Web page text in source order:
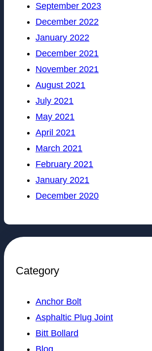
September 2023
December 2022
January 2022
December 2021
November 2021
August 2021
July 2021
May 2021
April 2021
March 2021
February 2021
January 2021
December 2020
Category
Anchor Bolt
Asphaltic Plug Joint
Bitt Bollard